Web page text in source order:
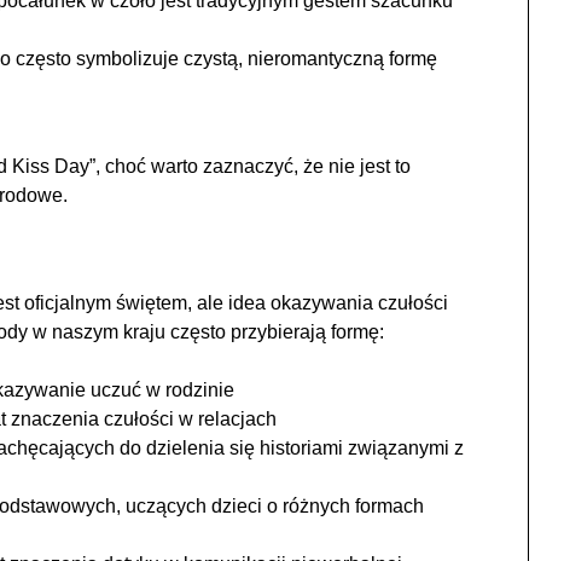
często symbolizuje czystą, nieromantyczną formę
Day”, choć warto zaznaczyć, że nie jest to
oficjalnym świętem, ale idea okazywania czułości
w naszym kraju często przybierają formę:
uczuć w rodzinie
znaczenia czułości w relacjach
do dzielenia się historiami związanymi z
uczących dzieci o różnych formach